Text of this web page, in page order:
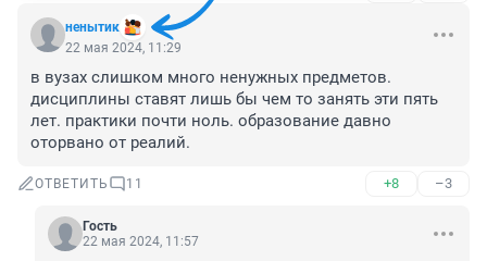
ненытик
22 мая 2024, 11:29
в вузах слишком много ненужных предметов.
дисциплины ставят лишь бы чем то занять эти пять
лет. практики почти ноль. образование давно
оторвано от реалий.
ОТВЕТИТЬ 11 +8 –3
Гость
22 мая 2024, 11:57